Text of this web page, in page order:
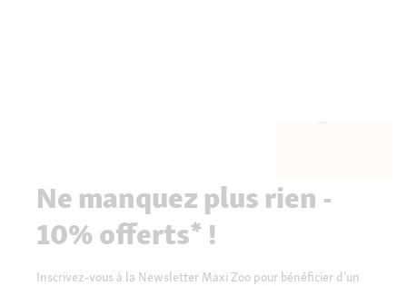
Ne manquez plus rien -
10% offerts* !
Inscrivez-vous à la Newsletter Maxi Zoo pour bénéficier d’un